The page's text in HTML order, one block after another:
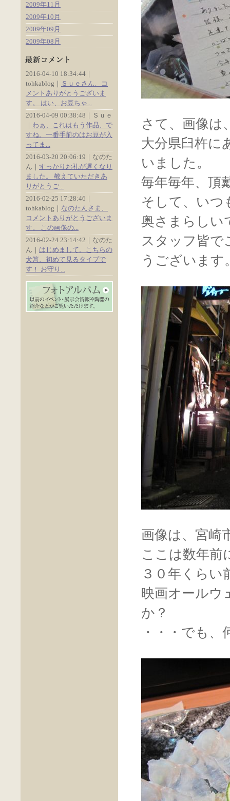
さて、画像は
大分県臼杵に
いました。
毎年毎年、頂
そして、いつ
奥さまらしい
スタッフ皆で
うございます
画像は、宮崎
ここは数年前
３０年くら
映画オールウ
か？
・・・でも
2009年11月
2009年10月
2009年09月
2009年08月
2016-04-10 18:34:44｜
tohkablog｜
Ｓｕｅさん、コ
メントありがとうございま
す。 はい、お豆ちゃ...
2016-04-09 00:38:48｜Ｓｕｅ
わぁ、これはもう作品、で
すね。一番手前のはお豆が入
ってま...
2016-03-20 20:06:19｜なのた
ん｜ すっかりお礼が遅くなり
ました。 教えていただきあ
りがとうご...
2016-02-25 17:28:46｜
tohkablog｜ なのたんさま、
コメントありがとうございま
す。 この画像の...
2016-02-24 23:14:42｜なのた
ん｜ はじめまして。こちらの
犬筥、初めて見るタイプで
す！ お守り...